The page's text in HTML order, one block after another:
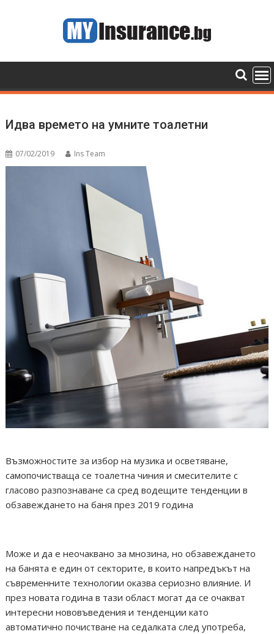
Идва времето на умните тоалетни
07/02/2019 Ins Team
Възможностите за избор на музика и осветяване,
самопочистваща се тоалетна чиния и смесителите с
гласово разпознаване са сред водещите тенденции в
обзавеждането на баня през 2019 година
Може и да е неочаквано за мнозина, но обзавеждането
на банята е един от секторите, в които напредъкът на
съвременните технологии оказва сериозно влияние. И
през новата година в тази област могат да се очакват
интересни нововъведения и тенденции като
автоматично почистване на седалката след употреба,